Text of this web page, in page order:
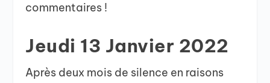
commentaires !
Jeudi 13 Janvier 2022
Après deux mois de silence en raisons